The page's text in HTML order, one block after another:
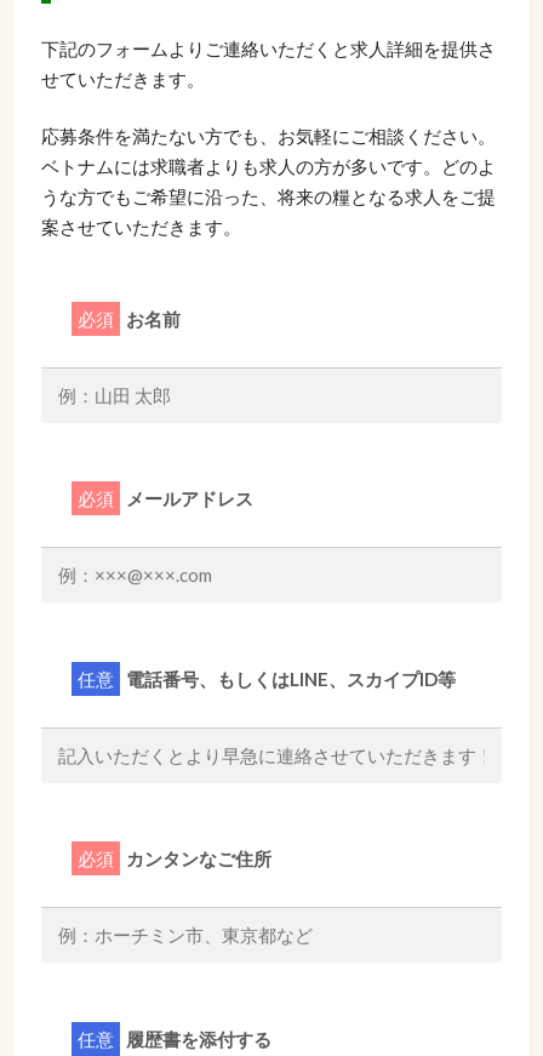
下記のフォームよりご連絡いただくと求人詳細を提供さ
せていただきます。
応募条件を満たない方でも、お気軽にご相談ください。
ベトナムには求職者よりも求人の方が多いです。どのよ
うな方でもご希望に沿った、将来の糧となる求人をご提
案させていただきます。
必須 お名前
必須 メールアドレス
任意 電話番号、もしくはLINE、スカイプID等
必須 カンタンなご住所
任意 履歴書を添付する